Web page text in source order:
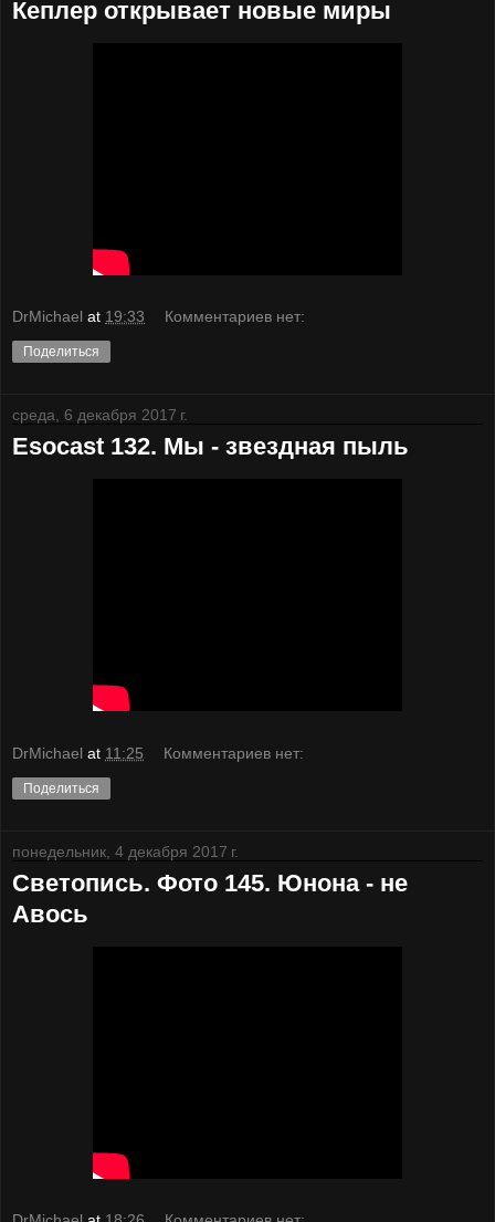
Кеплер открывает новые миры
DrMichael at 19:33 Комментариев нет:
Поделиться
среда, 6 декабря 2017 г.
Esocast 132. Мы - звездная пыль
DrMichael at 11:25 Комментариев нет:
Поделиться
понедельник, 4 декабря 2017 г.
Светопись. Фото 145. Юнона - не
Авось